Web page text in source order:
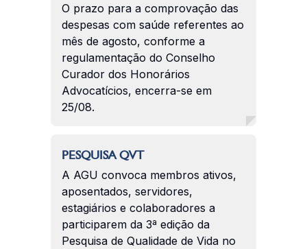
O prazo para a comprovação das
despesas com saúde referentes ao
mês de agosto, conforme a
regulamentação do Conselho
Curador dos Honorários
Advocatícios, encerra-se em
25/08.
PESQUISA QVT
A AGU convoca membros ativos,
aposentados, servidores,
estagiários e colaboradores a
participarem da 3ª edição da
Pesquisa de Qualidade de Vida no